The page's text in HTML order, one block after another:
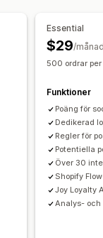
Fri frakt
Banners
Spårning
Essential
$29/
500 ordrar per
Funktioner
Poäng för
Dedikerad
Regler för
Potentiella
Över 30
Shopify
Joy Loyalty
Analys-